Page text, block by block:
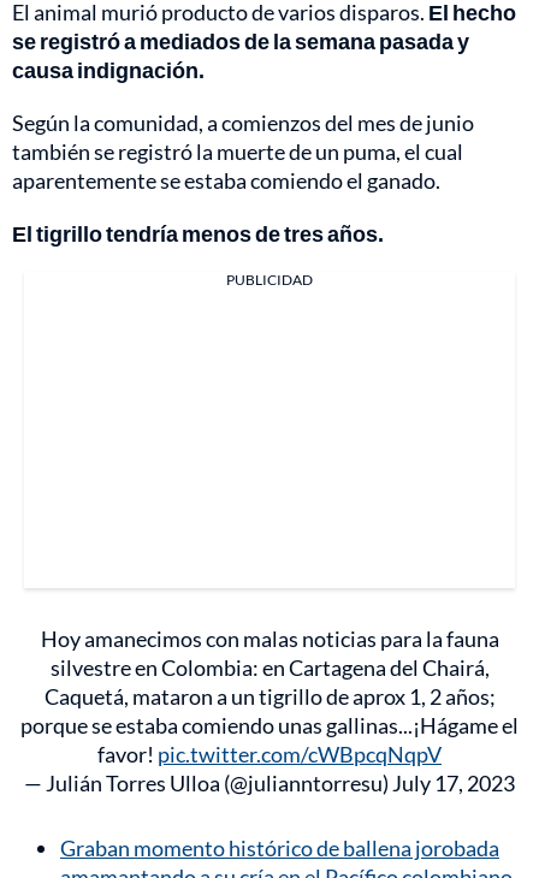
El animal murió producto de varios disparos. El hecho
se registró a mediados de la semana pasada y
causa indignación.
Según la comunidad, a comienzos del mes de junio
también se registró la muerte de un puma, el cual
aparentemente se estaba comiendo el ganado.
El tigrillo tendría menos de tres años.
PUBLICIDAD
Hoy amanecimos con malas noticias para la fauna
silvestre en Colombia: en Cartagena del Chairá,
Caquetá, mataron a un tigrillo de aprox 1, 2 años;
porque se estaba comiendo unas gallinas...¡Hágame el
favor! pic.twitter.com/cWBpcqNqpV
— Julián Torres Ulloa (@julianntorresu) July 17, 2023
Graban momento histórico de ballena jorobada